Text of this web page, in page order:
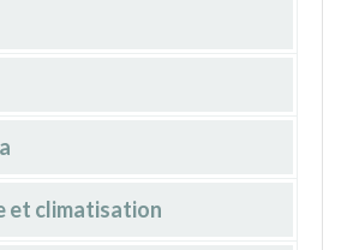
et climatisation